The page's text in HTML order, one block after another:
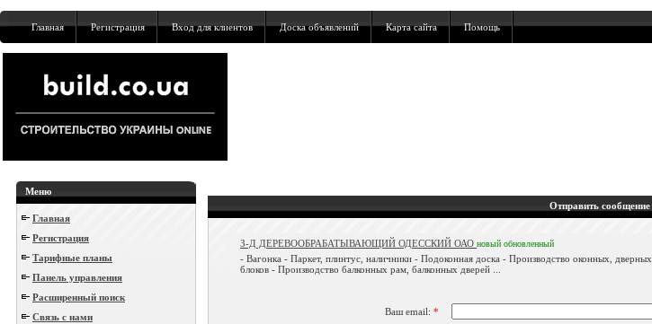
Главная Регистрация Вход для клиентов Доска объявлений Карта сайта Помощь
Меню
Главная
Регистрация
Тарифные планы
Панель управления
Расширенный поиск
Связь с нами
Отправить сообщение
З-Д ДЕРЕВООБРАБАТЫВАЮЩИЙ ОДЕССКИЙ ОАО новый обновленный
- Вагонка - Паркет, плинтус, наличники - Подоконная доска - Производство оконных, дверных
блоков - Производство балконных рам, балконных дверей ...
Ваш email: *